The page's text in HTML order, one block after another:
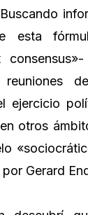
esta
ejercicio
otros
Gerard